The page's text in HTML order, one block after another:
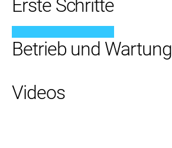
Erste Schritte
Betrieb und Wartung
Videos